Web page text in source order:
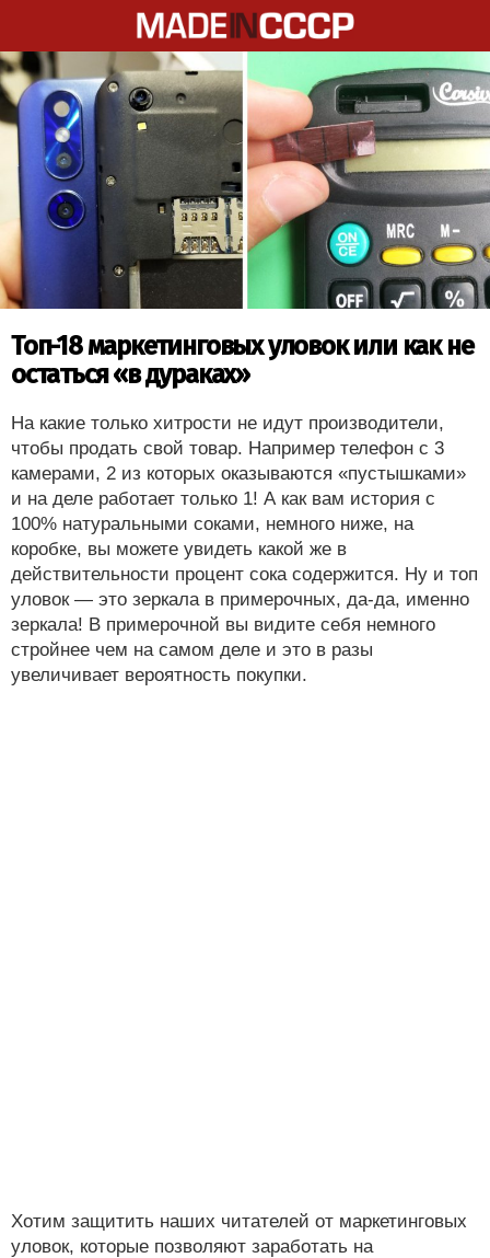
Топ-18 маркетинговых уловок или как не
остаться «в дураках»
На какие только хитрости не идут производители,
чтобы продать свой товар. Например телефон с 3
камерами, 2 из которых оказываются «пустышками»
и на деле работает только 1! А как вам история с
100% натуральными соками, немного ниже, на
коробке, вы можете увидеть какой же в
действительности процент сока содержится. Ну и топ
уловок — это зеркала в примерочных, да-да, именно
зеркала! В примерочной вы видите себя немного
стройнее чем на самом деле и это в разы
увеличивает вероятность покупки.
Хотим защитить наших читателей от маркетинговых
уловок, которые позволяют заработать на